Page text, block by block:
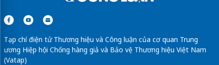
Tạp chí điện tử Thương hiệu và Công luận của cơ quan Trung
ương Hiệp hội Chống hàng giả và Bảo vệ Thương hiệu Việt Nam
(Vatap)